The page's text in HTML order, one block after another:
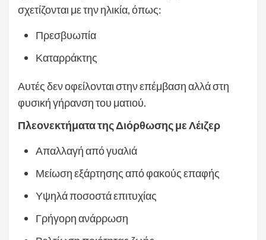
σχετίζονται με την ηλικία, όπως:
Πρεσβυωπία
Καταρράκτης
Αυτές δεν οφείλονται στην επέμβαση αλλά στη
φυσική γήρανση του ματιού.
Πλεονεκτήματα της Διόρθωσης με Λέιζερ
Απαλλαγή από γυαλιά
Μείωση εξάρτησης από φακούς επαφής
Υψηλά ποσοστά επιτυχίας
Γρήγορη ανάρρωση